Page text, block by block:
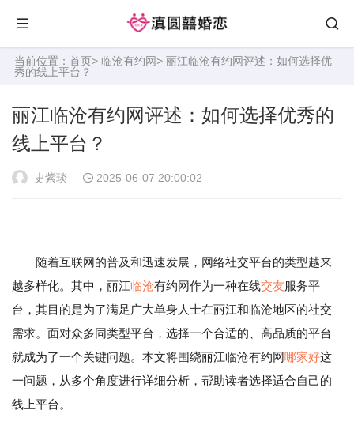
当前位置： 首页> 临沧有约网> 丽江临沧有约网评述：如何选择优
秀的线上平台？
丽江临沧有约网评述：如何选择优秀的
线上平台？
史紫琰 2025-06-07 20:00:02
随着互联网的普及和迅速发展，网络社交平台的类型越来
越多样化。其中，丽江临沧有约网作为一种在线交友服务平
台，其目的是为了满足广大单身人士在丽江和临沧地区的社交
需求。面对众多同类型平台，选择一个合适的、高品质的平台
就成为了一个关键问题。本文将围绕丽江临沧有约网哪家好这
一问题，从多个角度进行详细分析，帮助读者选择适合自己的
线上平台。